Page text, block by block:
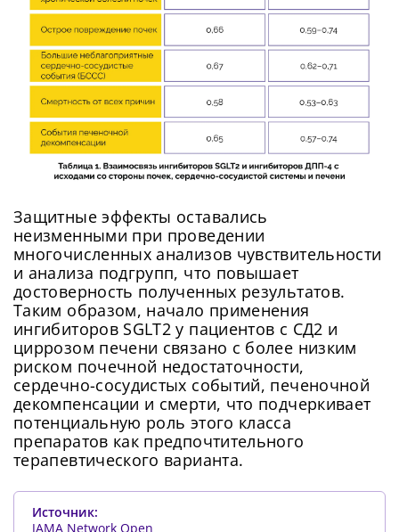
Защитные эффекты оставались
неизменными при проведении
многочисленных анализов чувствительности
и анализа подгрупп, что повышает
достоверность полученных результатов.
Таким образом, начало применения
ингибиторов SGLT2 у пациентов с СД2 и
циррозом печени связано с более низким
риском почечной недостаточности,
сердечно-сосудистых событий, печеночной
декомпенсации и смерти, что подчеркивает
потенциальную роль этого класса
препаратов как предпочтительного
терапевтического варианта.
Источник:
JAMA Network Open